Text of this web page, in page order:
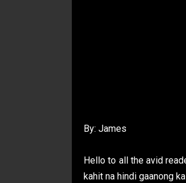
By: James
Hello to all the avid
kahit na hindi gaanong